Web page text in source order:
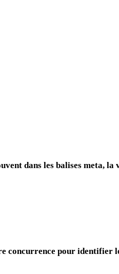
dans les balises meta, la
concurrence pour identifier